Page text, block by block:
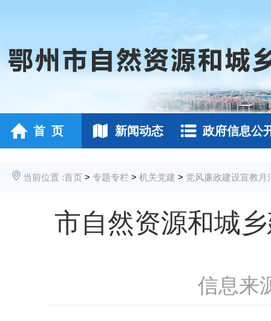
首 页 新闻动态 政府信息公
当前位置 :首页 > 专题专栏 > 机关党建 > 党风廉政建设宣教月
市自然资源和城
信息来